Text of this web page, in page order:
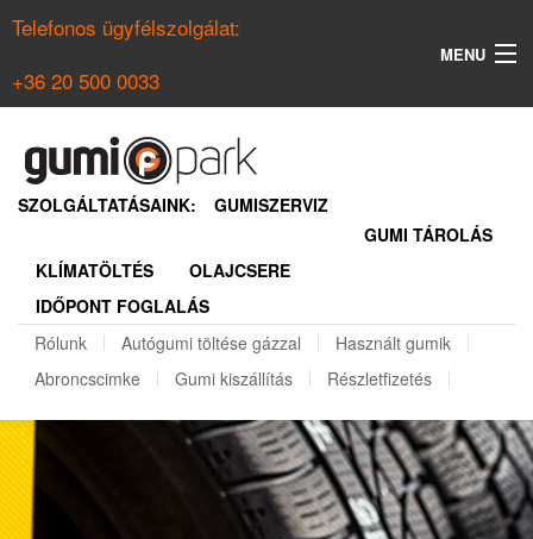
Telefonos ügyfélszolgálat:
+36 20 500 0033
MENU
NYÁRI GUMI KERESŐ
REGISZTRÁCIÓ
SZOLGÁLTATÁSAINK:
GUMISZERVIZ
GUMI TÁROLÁS
KLÍMATÖLTÉS
OLAJCSERE
IDŐPONT FOGLALÁS
Rólunk
Autógumi töltése gázzal
Használt gumik
Abroncscimke
Gumi kiszállítás Részletfizetés